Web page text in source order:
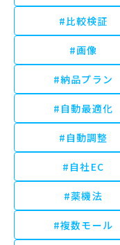
#比較検証
#画像
#納品プラン
#自動最適化
#自動調整
#自社EC
#薬機法
#複数モール